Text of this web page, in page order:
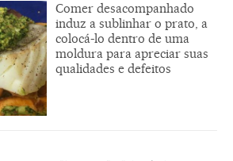
Comer desacompanhado
induz a sublinhar o prato, a
colocá-lo dentro de uma
moldura para apreciar suas
qualidades e defeitos